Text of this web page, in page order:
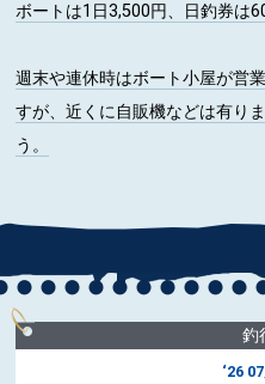
ボートは1日3,500円、日釣券は
週末や連休時はボート小屋が営
すが、近くに自販機などは有り
う。
釣
‘26